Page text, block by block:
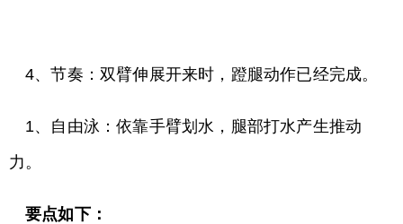
4、节奏：双臂伸展开来时，蹬腿动作已经完成。
1、自由泳：依靠手臂划水，腿部打水产生推动
力。
要点如下：